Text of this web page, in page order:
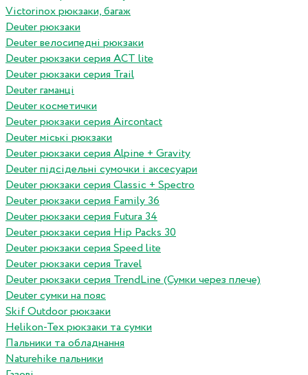
Victorinox рюкзаки, багаж
Deuter рюкзаки
Deuter велосипедні рюкзаки
Deuter рюкзаки серия ACT lite
Deuter рюкзаки серия Trail
Deuter гаманці
Deuter косметички
Deuter рюкзаки серия Aircontact
Deuter міські рюкзаки
Deuter рюкзаки серия Alpine + Gravity
Deuter підсідельні сумочки і аксесуари
Deuter рюкзаки серия Classic + Spectro
Deuter рюкзаки серия Family 36
Deuter рюкзаки серия Futura 34
Deuter рюкзаки серия Hip Packs 30
Deuter рюкзаки серия Speed lite
Deuter рюкзаки серия Travel
Deuter рюкзаки серия TrendLine (Сумки через плече)
Deuter сумки на пояс
Skif Outdoor рюкзаки
Helikon-Tex рюкзаки та сумки
Пальники та обладнання
Naturehike пальники